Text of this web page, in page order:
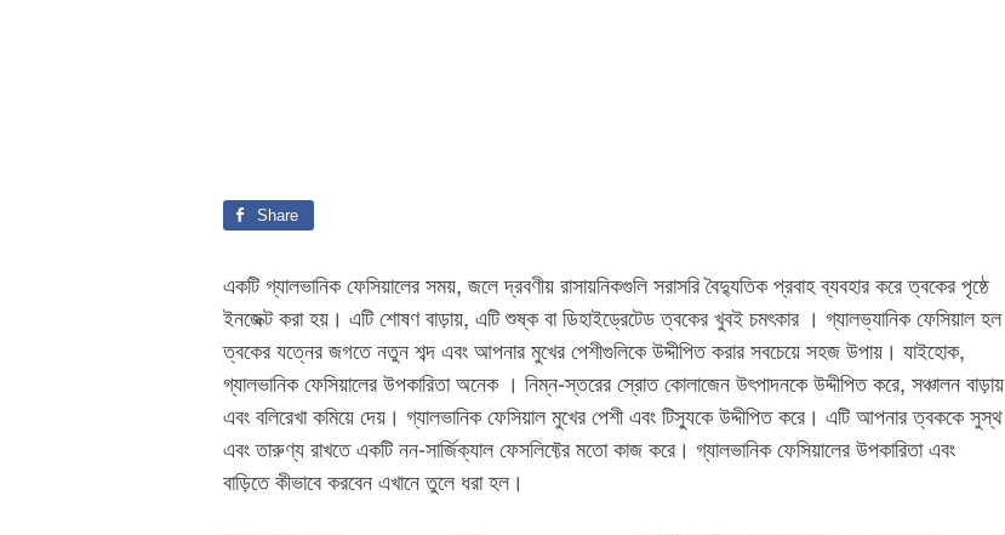
Share
একটি গ্যালভানিক ফেসিয়ালের সময়, জলে দ্রবণীয় রাসায়নিকগুলি সরাসরি বৈদ্যুতিক প্রবাহ ব্যবহার করে ত্বকের পৃষ্ঠে
ইনজেক্ট করা হয়। এটি শোষণ বাড়ায়, এটি শুষ্ক বা ডিহাইড্রেটেড ত্বকের খুবই চমৎকার । গ্যালভ্যানিক ফেসিয়াল হল
ত্বকের যত্নের জগতে নতুন শব্দ এবং আপনার মুখের পেশীগুলিকে উদ্দীপিত করার সবচেয়ে সহজ উপায়। যাইহোক,
গ্যালভানিক ফেসিয়ালের উপকারিতা অনেক । নিম্ন-স্তরের স্রোত কোলাজেন উৎপাদনকে উদ্দীপিত করে, সঞ্চালন বাড়ায়
এবং বলিরেখা কমিয়ে দেয়। গ্যালভানিক ফেসিয়াল মুখের পেশী এবং টিস্যুকে উদ্দীপিত করে। এটি আপনার ত্বককে সুস্থ
এবং তারুণ্য রাখতে একটি নন-সার্জিক্যাল ফেসলিফ্টের মতো কাজ করে। গ্যালভানিক ফেসিয়ালের উপকারিতা এবং
বাড়িতে কীভাবে করবেন এখানে তুলে ধরা হল।